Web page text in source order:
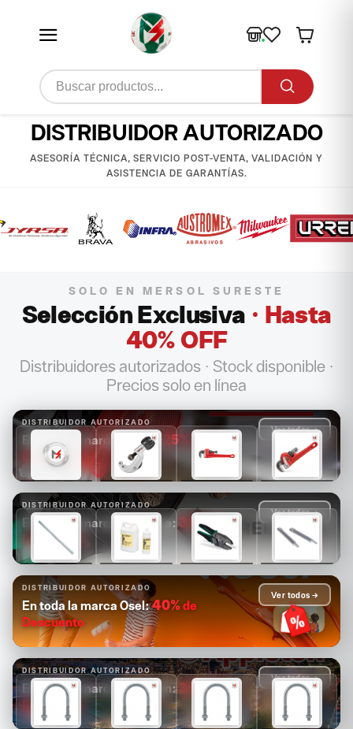
DISTRIBUIDOR AUTORIZADO
ASESORÍA TÉCNICA, SERVICIO POST-VENTA, VALIDACIÓN Y
ASISTENCIA DE GARANTÍAS.
SOLO EN MERSOL SURESTE
Selección Exclusiva · Hasta
40% OFF
Distribuidores autorizados · Stock disponible ·
Precios solo en línea
DISTRIBUIDOR AUTORIZADO
En toda la marca Ridgid: 25%
Descuento
Ver todos →
$1,261 $817 $878 $985
DISTRIBUIDOR AUTORIZADO
En toda la marca Greenlee: 30%
Descuento
Ver todos →
$10,416 $2,888 $1,752 $1,459
DISTRIBUIDOR AUTORIZADO
En toda la marca Osel:40%de
Descuento
Ver todos →
DISTRIBUIDOR AUTORIZADO
En toda la marca Appleton:30%de
Descuento
Ver todos →